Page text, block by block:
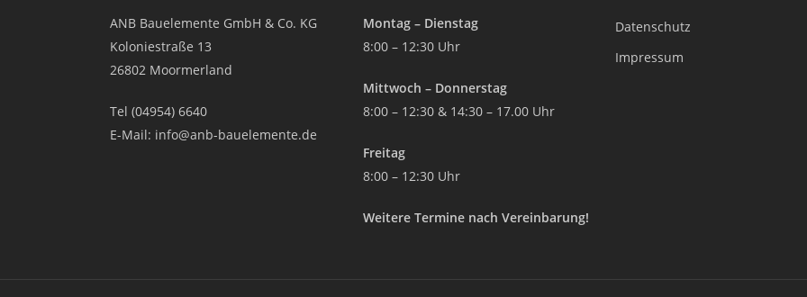
ANB Bauelemente GmbH & Co. KG
Koloniestraße 13
26802 Moormerland
Tel (04954) 6640
E-Mail: info@anb-bauelemente.de
Montag – Dienstag
8:00 – 12:30 Uhr
Mittwoch – Donnerstag
8:00 – 12:30 & 14:30 – 17.00 Uhr
Freitag
8:00 – 12:30 Uhr
Weitere Termine nach Vereinbarung!
Datenschutz
Impressum